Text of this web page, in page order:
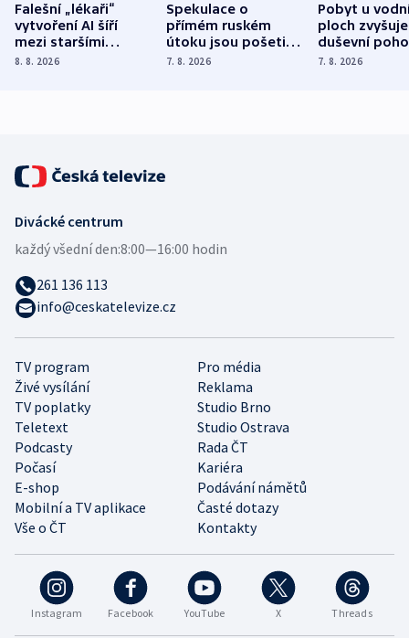
Falešní „lékaři“
vytvoření AI šíří
mezi staršími
Poláky nebezpečné
8. 8. 2026
Spekulace o
přímém ruském
útoku jsou pošetilé,
míní estonský
7. 8. 2026
Pobyt u
ploch zvyšuje
duševní
ukázala
7. 8. 2026
Instagram Facebook YouTube X Threads
TV program
Pro média
Živé vysílání
Reklama
TV poplatky
Studio Brno
Teletext
Studio Ostrava
Podcasty
Rada ČT
Počasí
Kariéra
E-shop
Podávání námětů
Mobilní a TV aplikace
Časté dotazy
Vše o ČT
Kontakty
Divácké centrum
každý všední den:8:00—16:00 hodin
261 136 113
info@ceskatelevize.cz